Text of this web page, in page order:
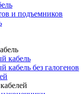
и подъемников
кабель
кабель без галогенов